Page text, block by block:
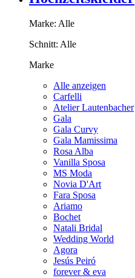
Marke: Alle
Schnitt: Alle
Marke
Alle anzeigen
Carfelli
Atelier Lautenbacher
Gala
Gala Curvy
Gala Mamissima
Rosa Alba
Vanilla Sposa
MS Moda
Novia D'Art
Fara Sposa
Ariamo
Bochet
Natali Bridal
Wedding World
Agora
Jesús Peiró
forever & eva